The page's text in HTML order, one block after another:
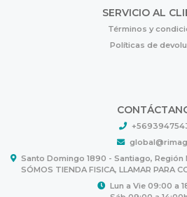
SERVICIO AL
Términos y
Políticas de
Santo Domingo 1890 - Santiago, Región
SÓMOS TIENDA FISICA, LLAMAR PARA
Lun a Vie 09:00 a